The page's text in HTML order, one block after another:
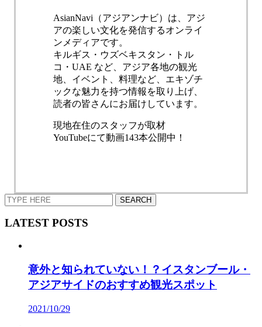
AsianNavi（アジアンナビ）は、アジ
アの楽しい文化を発信するオンライ
ンメディアです。
キルギス・ウズベキスタン・トル
コ・UAE など、アジア各地の観光
地、イベント、料理など、エキゾチ
ックな魅力を持つ情報を取り上げ、
読者の皆さんにお届けしています。
現地在住のスタッフが取材
YouTubeにて動画143本公開中！
LATEST POSTS
意外と知られていない！？イスタンブール・
アジアサイドのおすすめ観光スポット
2021/10/29